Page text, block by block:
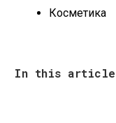
Косметика
In this